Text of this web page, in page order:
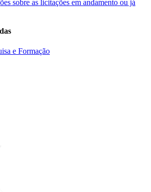
sobre as licitações em andamento ou já
e Formação